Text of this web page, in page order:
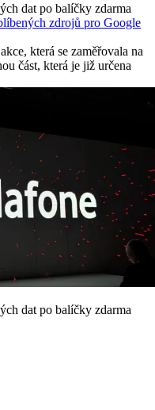
dat po balíčky zdarma
zdrojů pro Google
která se zaměřovala na
část, která je již určena
dat po balíčky zdarma